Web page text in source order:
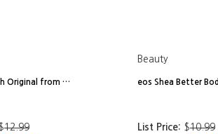
Original from …
12.99
Beauty
eos Shea Better
List Price: $10.99